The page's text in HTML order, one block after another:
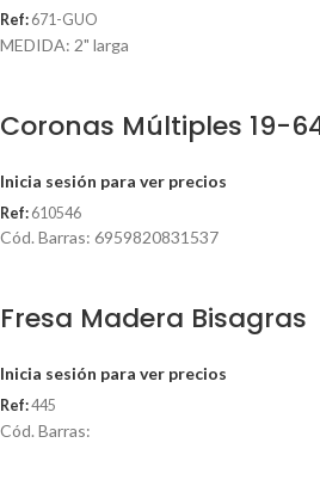
Ref: 671-GUO
MEDIDA: 2" larga
Coronas Múltiples 19-
Inicia sesión para ver precios
Ref: 610546
Cód. Barras: 6959820831537
Fresa Madera Bisagras
Inicia sesión para ver precios
Ref:445
Cód. Barras: